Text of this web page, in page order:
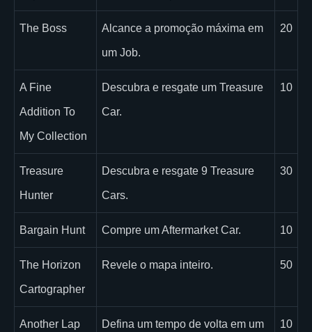
The Boss Alcance a promoção máxima em
um Job.
20
A Fine
Addition To
My Collection
Descubra e resgate um Treasure
Car.
10
Treasure
Hunter
Descubra e resgate 9 Treasure
Cars.
30
Bargain Hunt Compre um Aftermarket Car. 10
The Horizon
Cartographer
Revele o mapa inteiro. 50
Another Lap Defina um tempo de volta em um 10